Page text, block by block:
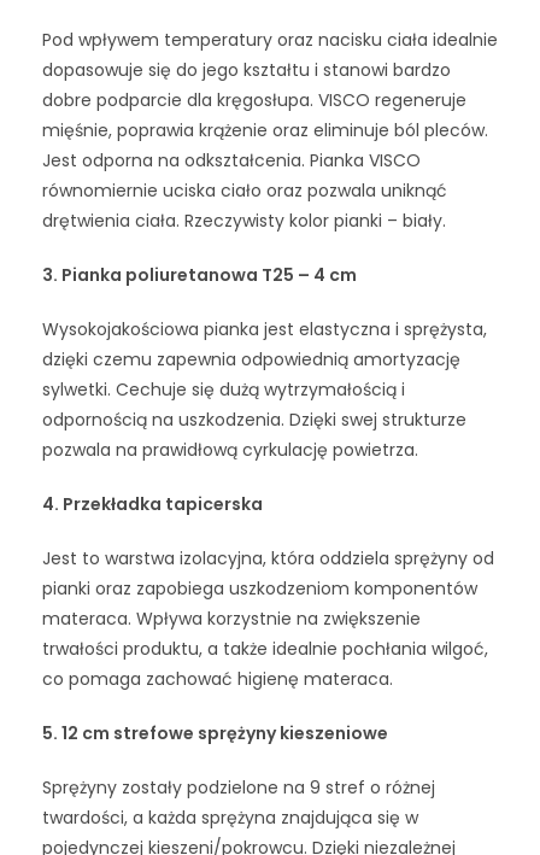
Pod wpływem temperatury oraz nacisku ciała idealnie
dopasowuje się do jego kształtu i stanowi bardzo
dobre podparcie dla kręgosłupa. VISCO regeneruje
mięśnie, poprawia krążenie oraz eliminuje ból pleców.
Jest odporna na odkształcenia. Pianka VISCO
równomiernie uciska ciało oraz pozwala uniknąć
drętwienia ciała. Rzeczywisty kolor pianki – biały.
3. Pianka poliuretanowa T25 – 4 cm
Wysokojakościowa pianka jest elastyczna i sprężysta,
dzięki czemu zapewnia odpowiednią amortyzację
sylwetki. Cechuje się dużą wytrzymałością i
odpornością na uszkodzenia. Dzięki swej strukturze
pozwala na prawidłową cyrkulację powietrza.
4. Przekładka tapicerska
Jest to warstwa izolacyjna, która oddziela sprężyny od
pianki oraz zapobiega uszkodzeniom komponentów
materaca. Wpływa korzystnie na zwiększenie
trwałości produktu, a także idealnie pochłania wilgoć,
co pomaga zachować higienę materaca.
5. 12 cm strefowe sprężyny kieszeniowe
Sprężyny zostały podzielone na 9 stref o różnej
twardości, a każda sprężyna znajdująca się w
pojedynczej kieszeni/pokrowcu. Dzięki niezależnej